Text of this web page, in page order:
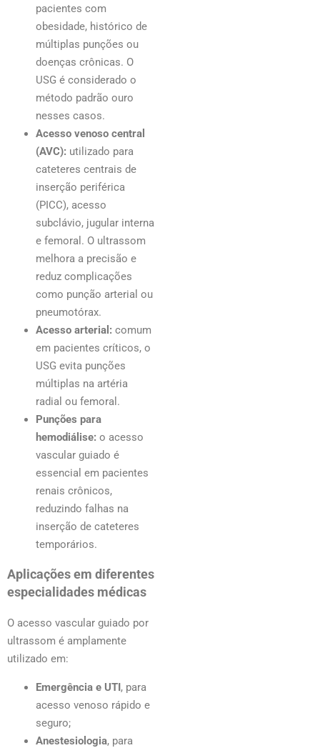
pacientes com
obesidade, histórico de
múltiplas punções ou
doenças crônicas. O
USG é considerado o
método padrão ouro
nesses casos.
Acesso venoso central
(AVC): utilizado para
cateteres centrais de
inserção periférica
(PICC), acesso
subclávio, jugular interna
e femoral. O ultrassom
melhora a precisão e
reduz complicações
como punção arterial ou
pneumotórax.
Acesso arterial: comum
em pacientes críticos, o
USG evita punções
múltiplas na artéria
radial ou femoral.
Punções para
hemodiálise: o acesso
vascular guiado é
essencial em pacientes
renais crônicos,
reduzindo falhas na
inserção de cateteres
temporários.
Aplicações em diferentes
especialidades médicas
O acesso vascular guiado por
ultrassom é amplamente
utilizado em:
Emergência e UTI, para
acesso venoso rápido e
seguro;
Anestesiologia, para